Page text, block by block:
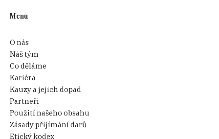
Menu
O nás
Náš tým
Co děláme
Kariéra
Kauzy a jejich dopad
Partneři
Použití našeho obsahu
Zásady přijímání darů
Etický kodex